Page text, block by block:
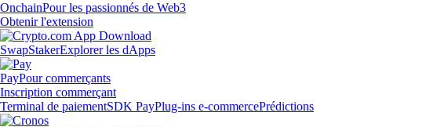
OnchainPour les passionnés de Web3
Obtenir l'extension
SwapStakerExplorer les dApps
PayPour commerçants
Inscription commerçant
Terminal de paiementSDK PayPlug-ins e-commercePrédictions